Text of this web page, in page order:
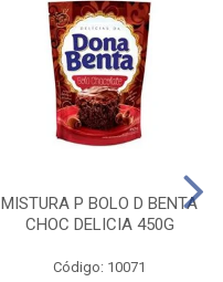
MISTURA P BOLO D BENTA
CHOC DELICIA 450G
Código: 10071